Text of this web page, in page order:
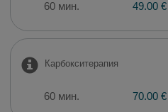
60 мин. 49.00 €
Карбокситерапия
60 мин. 70.00 €